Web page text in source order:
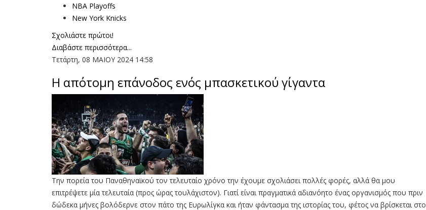
NBA Playoffs
New York Knicks
Σχολιάστε πρώτοι!
Διαβάστε περισσότερα...
Τετάρτη, 08 ΜΑΙΟΥ 2024 14:58
Η απότομη επάνοδος ενός μπασκετικού γίγαντα
Την πορεία του Παναθηναϊκού τον τελευταίο χρόνο την έχουμε σχολιάσει πολλές φορές, αλλά θα μου
επιτρέψετε μία τελευταία (προς ώρας τουλάχιστον). Γιατί είναι πραγματικά αδιανόητο ένας οργανισμός που πριν
δώδεκα μήνες βολόδερνε στον πάτο της Ευρωλίγκα και ήταν φάντασμα της ιστορίας του, φέτος να βρίσκεται στο